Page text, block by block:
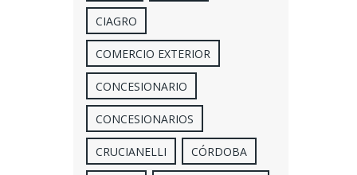
CIAGRO
COMERCIO EXTERIOR
CONCESIONARIO
CONCESIONARIOS
CRUCIANELLI CÓRDOBA